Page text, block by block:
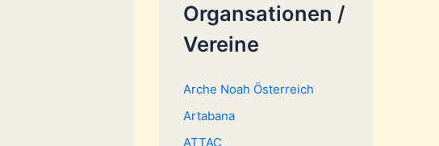
Organsationen /
Vereine
Arche Noah Österreich
Artabana
ATTAC